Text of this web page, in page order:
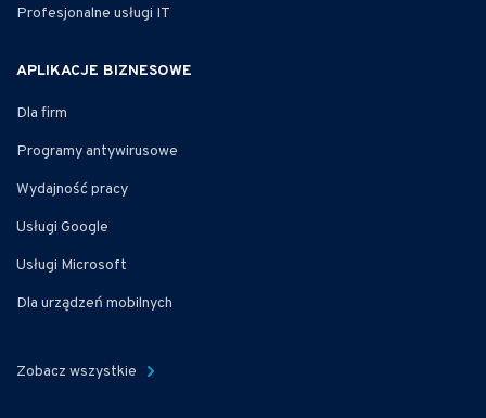
Profesjonalne usługi IT
APLIKACJE BIZNESOWE
Dla firm
Programy antywirusowe
Wydajność pracy
Usługi Google
Usługi Microsoft
Dla urządzeń mobilnych
Zobacz wszystkie